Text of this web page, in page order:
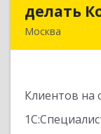
делать
Москва
Клиентов на